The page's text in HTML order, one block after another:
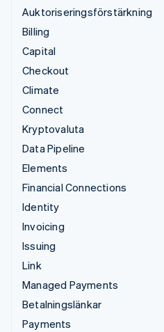
Auktoriseringsförstärkning
Billing
Capital
Checkout
Climate
Connect
Kryptovaluta
Data Pipeline
Elements
Financial Connections
Identity
Invoicing
Issuing
Link
Managed Payments
Betalningslänkar
Payments